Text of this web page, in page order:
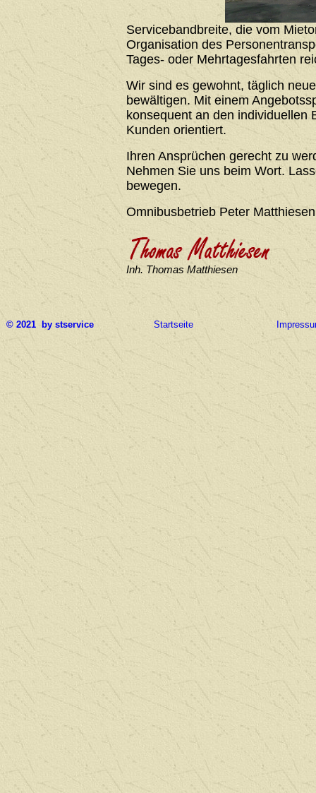
Servicebandbreite, die vom
Organisation des
Tages- oder Mehrtagesfahrten
Wir sind es gewohnt, täglich
bewältigen. Mit einem
konsequent an den individuellen
Kunden orientiert.
Ihren Ansprüchen gerecht zu
Nehmen Sie uns beim Wort.
bewegen.
Omnibusbetrieb Peter Matthiesen
Inh. Thomas Matthiesen
© 2021 by stservice Startseite